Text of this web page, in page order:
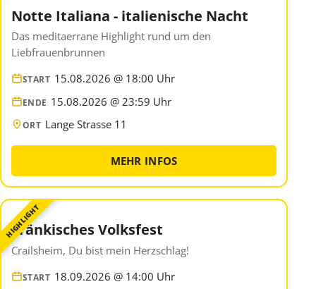
Notte Italiana - italienische Nacht
Das meditaerrane Highlight rund um den
Liebfrauenbrunnen
START 15.08.2026 @ 18:00 Uhr
ENDE 15.08.2026 @ 23:59 Uhr
ORT Lange Strasse 11
MEHR INFOS
HIGHLIGHT
Fränkisches Volksfest
Crailsheim, Du bist mein Herzschlag!
START 18.09.2026 @ 14:00 Uhr